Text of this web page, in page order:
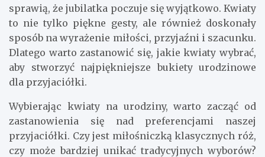
sprawią, że jubilatka poczuje się wyjątkowo. Kwiaty
to nie tylko piękne gesty, ale również doskonały
sposób na wyrażenie miłości, przyjaźni i szacunku.
Dlatego warto zastanowić się, jakie kwiaty wybrać,
aby stworzyć najpiękniejsze bukiety urodzinowe
dla przyjaciółki.
Wybierając kwiaty na urodziny, warto zacząć od
zastanowienia się nad preferencjami naszej
przyjaciółki. Czy jest miłośniczką klasycznych róż,
czy może bardziej unikać tradycyjnych wyborów?